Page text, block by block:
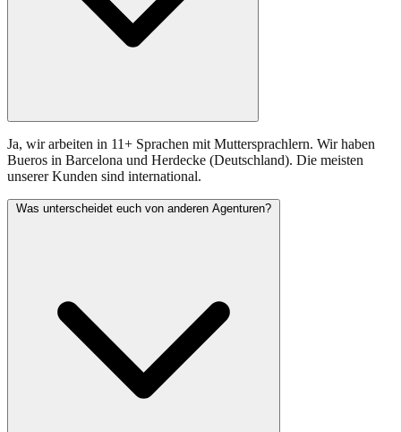
Ja, wir arbeiten in 11+ Sprachen mit Muttersprachlern. Wir haben
Bueros in Barcelona und Herdecke (Deutschland). Die meisten
unserer Kunden sind international.
Was unterscheidet euch von anderen Agenturen?